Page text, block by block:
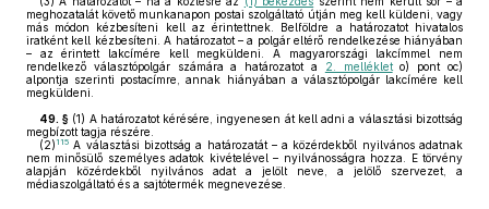
meghozatalát követő munkanapon postai szolgáltató útján meg kell küldeni, vagy
más módon kézbesíteni kell az érintettnek. Belföldre a határozatot hivatalos
iratként kell kézbesíteni. A határozatot – a polgár eltérő rendelkezése hiányában
– az érintett lakcímére kell megküldeni. A magyarországi lakcímmel nem
rendelkező választópolgár számára a határozatot a 2. mellékleto) pont oc)
alpontja szerinti postacímre, annak hiányában a választópolgár lakcímére kell
megküldeni.
49. § (1) A határozatot kérésére, ingyenesen át kell adni a választási bizottság
megbízott tagja részére.
(2) 115 A választási bizottság a határozatát – a közérdekből nyilvános adatnak
nem minősülő személyes adatok kivételével – nyilvánosságra hozza. E törvény
alapján közérdekből nyilvános adat a jelölt neve, a jelölő szervezet, a
médiaszolgáltató és a sajtótermék megnevezése.